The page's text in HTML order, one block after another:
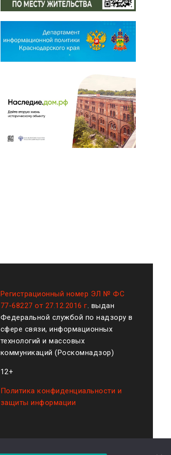
Регистрационный номер ЭЛ № ФС
77-68227 от 27.12.2016 г. выдан
Федеральной службой по надзору в
сфере связи, информационных
технологий и массовых
коммуникаций (Роскомнадзор)
12+
Политика конфиденциальности и
защиты информации